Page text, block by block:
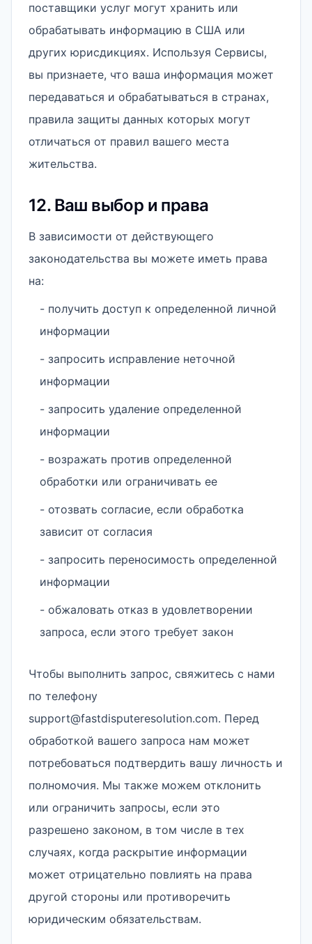
поставщики услуг могут хранить или
обрабатывать информацию в США или
других юрисдикциях. Используя Сервисы,
вы признаете, что ваша информация может
передаваться и обрабатываться в странах,
правила защиты данных которых могут
отличаться от правил вашего места
жительства.
12. Ваш выбор и права
В зависимости от действующего
законодательства вы можете иметь права
на:
- получить доступ к определенной личной
информации
- запросить исправление неточной
информации
- запросить удаление определенной
информации
- возражать против определенной
обработки или ограничивать ее
- отозвать согласие, если обработка
зависит от согласия
- запросить переносимость определенной
информации
- обжаловать отказ в удовлетворении
запроса, если этого требует закон
Чтобы выполнить запрос, свяжитесь с нами
по телефону
support@fastdisputeresolution.com. Перед
обработкой вашего запроса нам может
потребоваться подтвердить вашу личность и
полномочия. Мы также можем отклонить
или ограничить запросы, если это
разрешено законом, в том числе в тех
случаях, когда раскрытие информации
может отрицательно повлиять на права
другой стороны или противоречить
юридическим обязательствам.